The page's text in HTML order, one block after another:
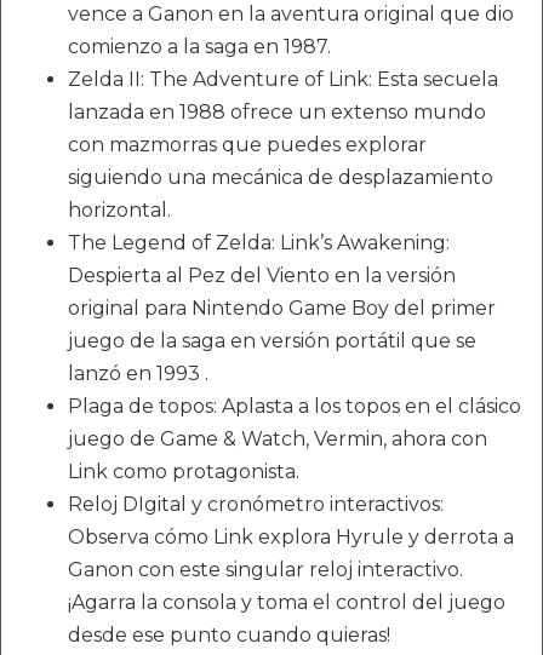
vence a Ganon en la aventura original que dio
comienzo a la saga en 1987.
Zelda II: The Adventure of Link: Esta secuela
lanzada en 1988 ofrece un extenso mundo
con mazmorras que puedes explorar
siguiendo una mecánica de desplazamiento
horizontal.
The Legend of Zelda: Link’s Awakening:
Despierta al Pez del Viento en la versión
original para Nintendo Game Boy del primer
juego de la saga en versión portátil que se
lanzó en 1993 .
Plaga de topos: Aplasta a los topos en el clásico
juego de Game & Watch, Vermin, ahora con
Link como protagonista.
Reloj DIgital y cronómetro interactivos:
Observa cómo Link explora Hyrule y derrota a
Ganon con este singular reloj interactivo.
¡Agarra la consola y toma el control del juego
desde ese punto cuando quieras!